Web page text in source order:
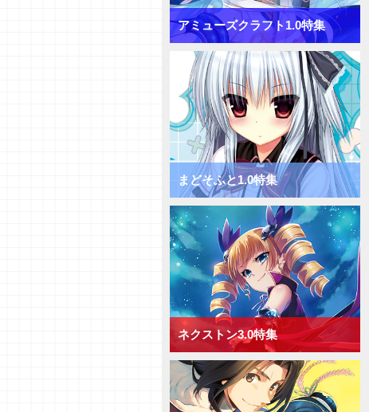
アミューズクラフト1.0特集
まどそふと1.0特集
ネクストン3.0特集